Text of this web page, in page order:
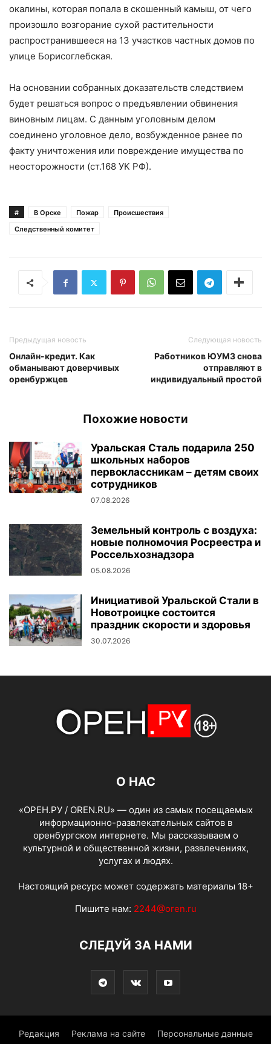
окалины, которая попала в скошенный камыш, от чего
произошло возгорание сухой растительности
распространившееся на 13 участков частных домов по
улице Борисоглебская.
На основании собранных доказательств следствием
будет решаться вопрос о предъявлении обвинения
виновным лицам. С данным уголовным делом
соединено уголовное дело, возбужденное ранее по
факту уничтожения или повреждение имущества по
неосторожности (ст.168 УК РФ).
# В Орске Пожар
Происшествия
Следственный комитет
Предыдущая новость
Онлайн-кредит. Как
обманывают доверчивых
оренбуржцев
Следующая новость
Работников ЮУМЗ снова
отправляют в
индивидуальный простой
Похожие новости
Уральская Сталь подарила 250
школьных наборов
первоклассникам – детям своих
сотрудников
07.08.2026
Земельный контроль с воздуха:
новые полномочия Росреестра и
Россельхознадзора
05.08.2026
Инициативой Уральской Стали в
Новотроицке состоится
праздник скорости и здоровья
30.07.2026
О НАС
«ОРЕН.РУ / OREN.RU» — один из самых посещаемых
информационно-развлекательных сайтов в
оренбургском интернете. Мы рассказываем о
культурной и общественной жизни, развлечениях,
услугах и людях.
Настоящий ресурс может содержать материалы 18+
Пишите нам: 2244@oren.ru
СЛЕДУЙ ЗА НАМИ
Редакция Реклама на сайте Персональные данные